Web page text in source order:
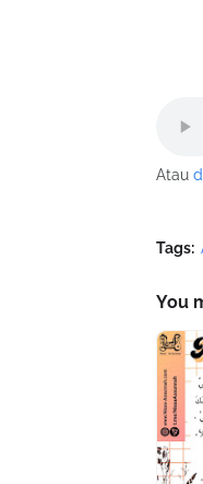
Atau
Tags:
You